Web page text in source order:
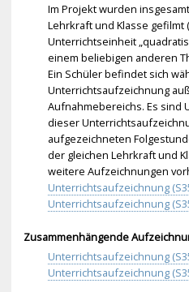
Im Projekt wurden
Lehrkraft und Klasse
Unterrichtseinheit
einem beliebigen anderen
Ein Schüler befindet sich
Unterrichtsaufzeichnung
Aufnahmebereichs. Es sind
dieser
aufgezeichneten
der gleichen Lehrkraft und
weitere Aufzeichnungen
Unterrichtsaufzeichnung
Unterrichtsaufzeichnung
Zusammenhängende
Unterrichtsaufzeichnung
Unterrichtsaufzeichnung